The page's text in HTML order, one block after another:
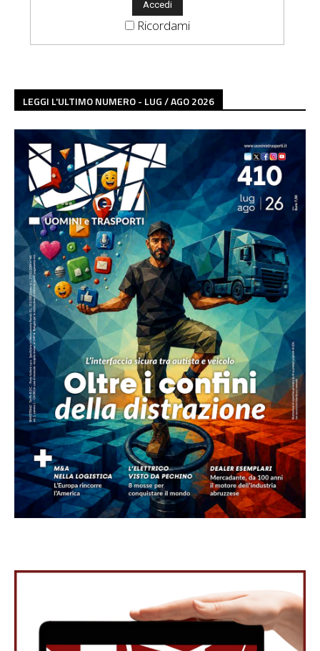
Ricordami
LEGGI L'ULTIMO NUMERO - LUG / AGO 2026